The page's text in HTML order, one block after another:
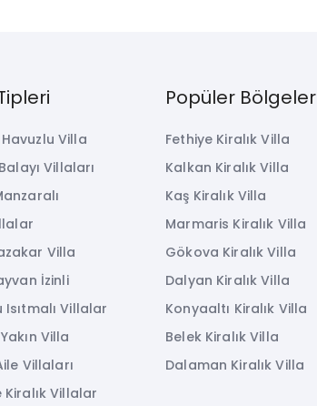
Villa
Villaları
Villa
İzinli
Isıtmalı Villalar
Villa
Villaları
Kiralık Villalar
Popüler Bölgeler
Fethiye Kiralık Villa
Kalkan Kiralık Villa
Kaş Kiralık Villa
Marmaris Kiralık Villa
Gökova Kiralık Villa
Dalyan Kiralık Villa
Konyaaltı Kiralık Villa
Belek Kiralık Villa
Dalaman Kiralık Villa